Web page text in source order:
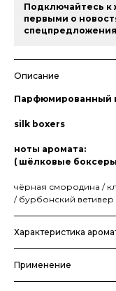
Подключайтесь к
первыми о
Описание
Парфюмированный
silk boxers
ноты аромата:
( шёлковые
чёрная смородина /
/ бурбонский
Характеристика
Применение